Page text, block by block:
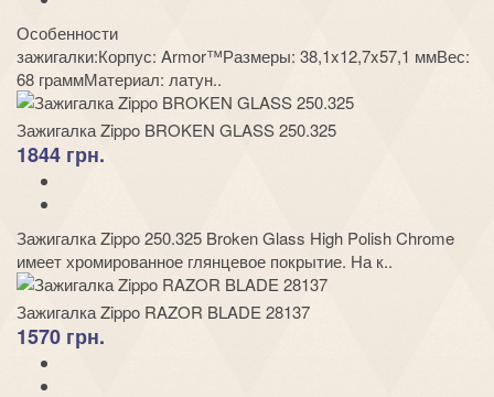
Особенности
зажигалки:Корпус: Armor™Размеры: 38,1x12,7x57,1 ммВес:
68 граммМатериал: латун..
Зажигалка Zippo BROKEN GLASS 250.325
1844 грн.
Зажигалка Zippo 250.325 Broken Glass High Polish Chrome
имеет хромированное глянцевое покрытие. На к..
Зажигалка Zippo RAZOR BLADE 28137
1570 грн.